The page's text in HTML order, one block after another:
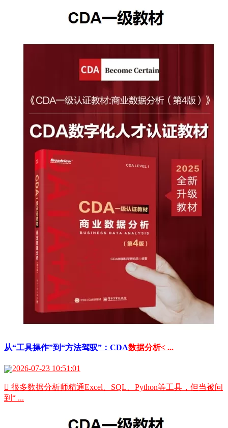
从“工具操作”到“方法驾驭”：CDA数据分析< ...
2026-07-23 10:51:01
 很多数据分析师精通Excel、SQL、Python等工具，但当被问
到“ ...